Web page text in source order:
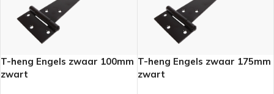
T-heng Engels zwaar 100mm
zwart
T-heng Engels zwaar 175mm
zwart